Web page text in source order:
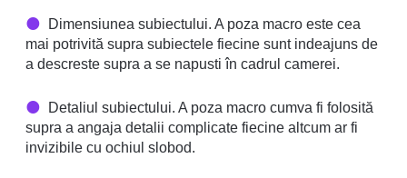
Dimensiunea subiectului. A poza macro este cea
mai potrivită supra subiectele fiecine sunt indeajuns de
a descreste supra a se napusti în cadrul camerei.
Detaliul subiectului. A poza macro cumva fi folosită
supra a angaja detalii complicate fiecine altcum ar fi
invizibile cu ochiul slobod.